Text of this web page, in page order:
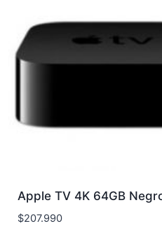
Apple TV 4K 64GB
$207.990